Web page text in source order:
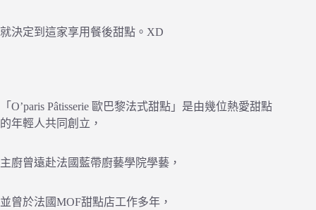
就決定到這家享用餐後甜點。XD
「O’paris Pâtisserie 歐巴黎法式甜點」是由幾位熱愛甜點
的年輕人共同創立，
主廚曾遠赴法國藍帶廚藝學院學藝，
並曾於法國MOF甜點店工作多年，